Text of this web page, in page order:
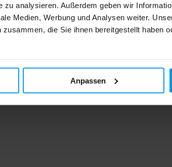
zu analysieren. Außerdem geben wir
Medien, Werbung und Analysen weiter.
die Sie ihnen bereitgestellt haben
Anpassen